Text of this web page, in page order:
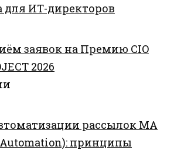
ИТ-директоров
заявок на Премию CIO
2026
рассылок MA
принципы